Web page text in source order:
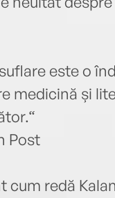
este o
medicină și
Post
cum redă